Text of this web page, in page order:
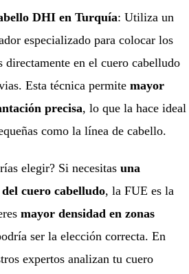
DHI en Turquía: Utiliza un
especializado para colocar los
directamente en el cuero cabelludo
Esta técnica permitemayor
precisa, lo que la hace ideal
como la línea de cabello.
elegir? Si necesitas una
cuero cabelludo, la FUE es la
mayor densidad en zonas
ser la elección correcta. En
expertos analizan tu cuero